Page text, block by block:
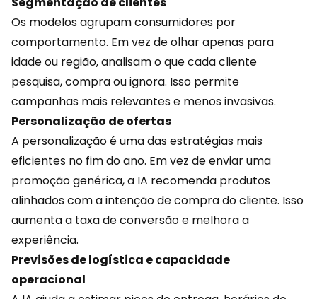
Os modelos agrupam consumidores por
comportamento. Em vez de olhar apenas para
idade ou região, analisam o que cada cliente
pesquisa, compra ou ignora. Isso permite
campanhas mais relevantes e menos invasivas.
Personalização de ofertas
A personalização é uma das estratégias mais
eficientes no fim do ano. Em vez de enviar uma
promoção genérica, a IA recomenda produtos
alinhados com a intenção de compra do cliente. Isso
aumenta a taxa de conversãoe melhora a
experiência.
Previsões de logística e capacidade
operacional